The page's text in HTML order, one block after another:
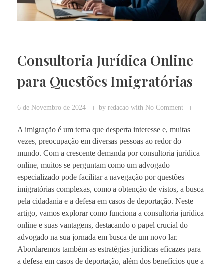
Consultoria Jurídica Online
para Questões Imigratórias
6 de Novembro de 2024 by redacao with No Comment
A imigração é um tema que desperta interesse e, muitas
vezes, preocupação em diversas pessoas ao redor do
mundo. Com a crescente demanda por consultoria jurídica
online, muitos se perguntam como um advogado
especializado pode facilitar a navegação por questões
imigratórias complexas, como a obtenção de vistos, a busca
pela cidadania e a defesa em casos de deportação. Neste
artigo, vamos explorar como funciona a consultoria jurídica
online e suas vantagens, destacando o papel crucial do
advogado na sua jornada em busca de um novo lar.
Abordaremos também as estratégias jurídicas eficazes para
a defesa em casos de deportação, além dos benefícios que a